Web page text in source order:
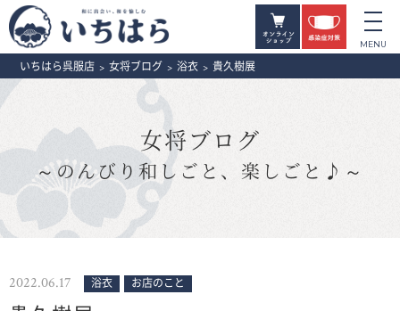
いちはら呉服店 > 女将ブログ > 浴衣 > 貴久樹展
女将ブログ
～のんびり和しごと、楽しごと♪～
2022.06.17 浴衣 お店のこと